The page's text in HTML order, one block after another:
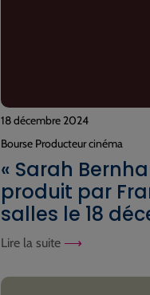
18 décembre 2024
Bourse Producteur cinéma
« Sarah
produit par
salles le 18
Lire la suite